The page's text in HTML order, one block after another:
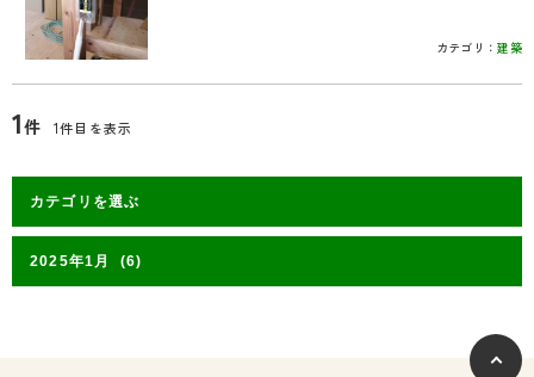
カテゴリ：建築
1件 1件目を表示